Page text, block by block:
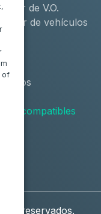
de V.O.
de vehículos
compatibles
reservados.
of